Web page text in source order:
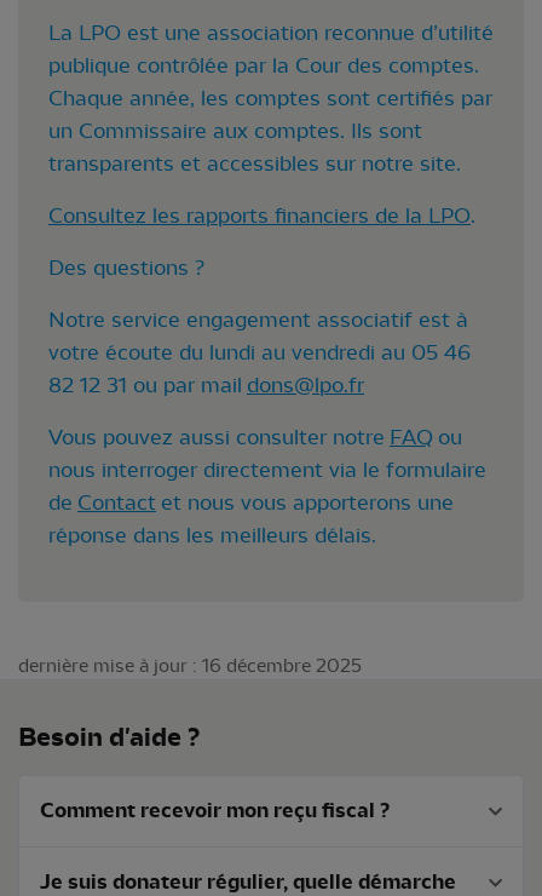
La LPO est une association reconnue d’utilité
publique contrôlée par la Cour des comptes.
Chaque année, les comptes sont certifiés par
un Commissaire aux comptes. Ils sont
transparents et accessibles sur notre site.
Consultez les rapports financiers de la LPO.
Des questions ?
Notre service engagement associatif est à
votre écoute du lundi au vendredi au 05 46
82 12 31 ou par mail dons@lpo.fr
Vous pouvez aussi consulter notre FAQ ou
nous interroger directement via le formulaire
de Contact et nous vous apporterons une
réponse dans les meilleurs délais.
dernière mise à jour : 16 décembre 2025
Besoin d'aide ?
Comment recevoir mon reçu fiscal ?
Je suis donateur régulier, quelle démarche